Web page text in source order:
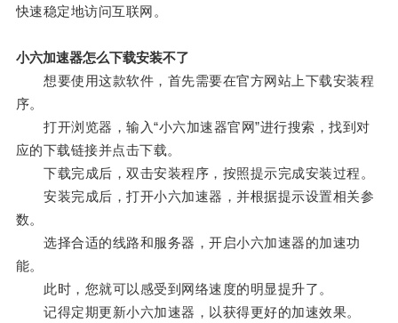
快速稳定地访问互联网。
小六加速器怎么下载安装不了
想要使用这款软件，首先需要在官方网站上下载安装程
序。
打开浏览器，输入“小六加速器官网”进行搜索，找到对
应的下载链接并点击下载。
下载完成后，双击安装程序，按照提示完成安装过程。
安装完成后，打开小六加速器，并根据提示设置相关参
数。
选择合适的线路和服务器，开启小六加速器的加速功
能。
此时，您就可以感受到网络速度的明显提升了。
记得定期更新小六加速器，以获得更好的加速效果。